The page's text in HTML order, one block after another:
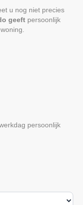
u nog niet precies
geeft persoonlijk
persoonlijk